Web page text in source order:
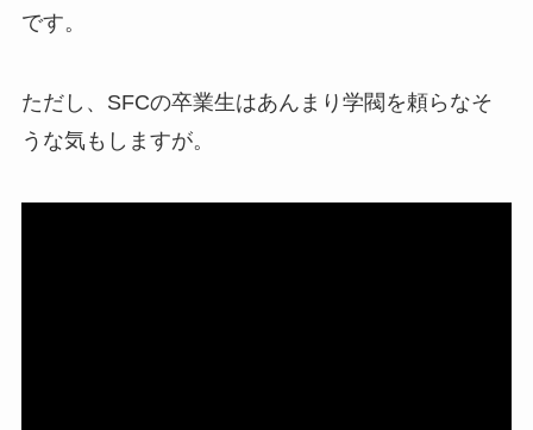
です。
ただし、SFCの卒業生はあんまり学閥を頼らなそ
うな気もしますが。